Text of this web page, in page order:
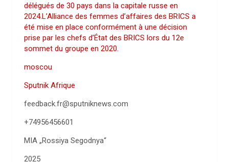
délégués de 30 pays dans la capitale russe en
2024.L’Alliance des femmes d’affaires des BRICS a
été mise en place conformément à une décision
prise par les chefs d’État des BRICS lors du 12e
sommet du groupe en 2020.
moscou
Sputnik Afrique
feedback.fr@sputniknews.com
+74956456601
MIA „Rossiya Segodnya“
2025